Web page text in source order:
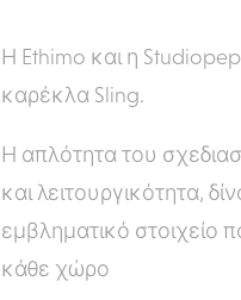
Η Ethimo και η
καρέκλα Sling.
Η απλότητα του
και λειτουργικότητα,
εμβληματικό στοιχείο
κάθε χώρο